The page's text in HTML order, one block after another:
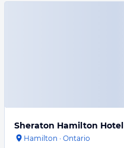
Sheraton Hamilton Hotel
Hamilton · Ontario